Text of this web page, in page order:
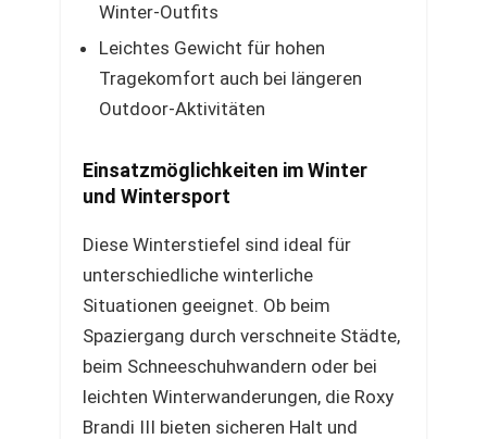
Winter-Outfits
Leichtes Gewicht für hohen
Tragekomfort auch bei längeren
Outdoor-Aktivitäten
Einsatzmöglichkeiten im Winter
und Wintersport
Diese Winterstiefel sind ideal für
unterschiedliche winterliche
Situationen geeignet. Ob beim
Spaziergang durch verschneite Städte,
beim Schneeschuhwandern oder bei
leichten Winterwanderungen, die Roxy
Brandi III bieten sicheren Halt und